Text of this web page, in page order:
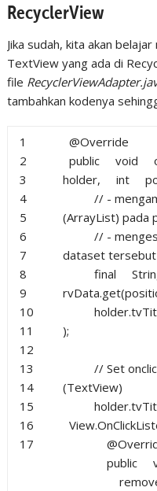
RecyclerView
Jika sudah, kita akan
TextView yang ada di
file
tambahkan kodenya
1
2
3
4
5
6
7
8
9
10
11
12
13
14
15
16
17
@Override
public
void
holder,
int
// -
(ArrayList) pada
// -
dataset tersebut
final
);
// Set
(TextView)
public